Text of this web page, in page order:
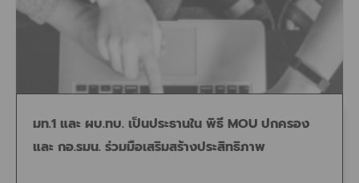
มท.1 และ ผบ.ทบ. เป็นประธานใน พิธี MOU ปกครอง
และ กอ.รมน. ร่วมมือเสริมสร้างประสิทธิภาพ